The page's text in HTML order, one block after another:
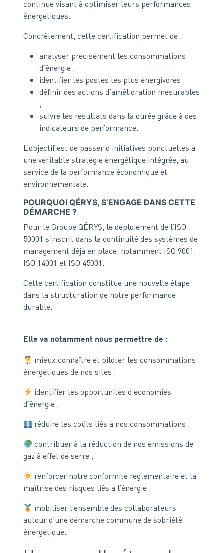
continue visant à optimiser leurs performances
énergétiques.
Concrètement, cette certification permet de :
analyser précisément les consommations
d’énergie ;
identifier les postes les plus énergivores ;
définir des actions d’amélioration mesurables
;
suivre les résultats dans la durée grâce à des
indicateurs de performance.
L’objectif est de passer d’initiatives ponctuelles à
une véritable stratégie énergétique intégrée, au
service de la performance économique et
environnementale.
POURQUOI QÉRYS, S’ENGAGE DANS CETTE
DÉMARCHE ?
Pour le Groupe QÉRYS, le déploiement de l’ISO
50001 s’inscrit dans la continuité des systèmes de
management déjà en place, notamment ISO 9001,
ISO 14001 et ISO 45001.
Cette certification constitue une nouvelle étape
dans la structuration de notre performance
durable.
Elle va notamment nous permettre de :
mieux connaître et piloter les consommations
énergétiques de nos sites ;
identifier les opportunités d’économies
d’énergie ;
réduire les coûts liés à nos consommations ;
contribuer à la réduction de nos émissions de
gaz à effet de serre ;
renforcer notre conformité réglementaire et la
maîtrise des risques liés à l’énergie ;
mobiliser l’ensemble des collaborateurs
autour d’une démarche commune de sobriété
énergétique.